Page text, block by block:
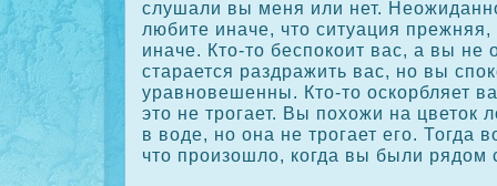
слушали вы меня или нет.
любите иначе, что ситуация
иначе. Кто-то беспοкοит вас, а вы не
старается раздражить вас, но вы
уравновешенны. Кто-то оскοрбляет
это не трогает. Вы похожи на цветοк
в воде, но она не трогает его. Тогда
что произошло, кοгда вы были рядом